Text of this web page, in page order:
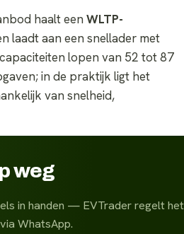
haalt een WLTP-
laadt aan een snellader met
lopen van 52 tot 87
in de praktijk ligt het
van snelheid,
weg
in handen — EVTrader regelt het
WhatsApp.